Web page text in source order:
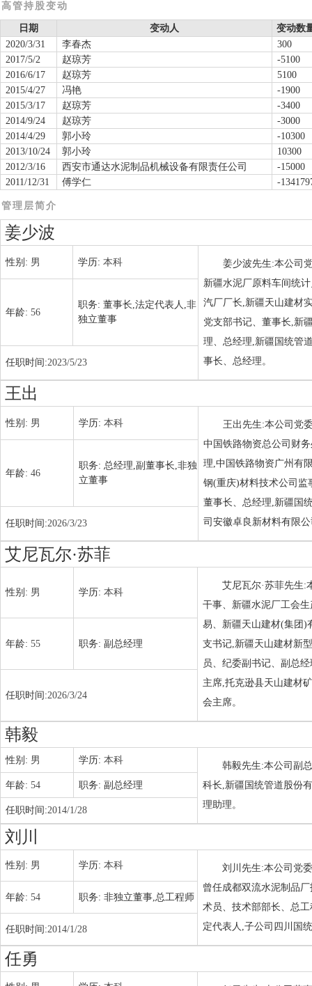
高管持股变动
日期 变动人
变动数
2020/3/31
李春杰
300
2017/5/2
赵琼芳
-5100
2016/6/17
赵琼芳
5100
2015/4/27
冯艳
-1900
2015/3/17
赵琼芳
-3400
2014/9/24
赵琼芳
-3000
2014/4/29
郭小玲
-10300
2013/10/24
郭小玲
10300
2012/3/16
西安市通达水泥制品机械设备有限责任公司
-15000
2011/12/31
傅学仁 -
管理层简介
姜少波
性别: 男 学历: 本科
姜少波先生:本公司
新疆水泥厂原料车间统
汽厂厂长,新疆天山建材
党支部书记、董事长,新
理、总经理,新疆国统管
事长、总经理。
年龄: 56
职务: 董事长,法定代表人,非
独立董事
任职时间:2023/5/23
王出
性别: 男 学历: 本科
王出先生:本公司党
中国铁路物资总公司财
理,中国铁路物资广州有
钢(重庆)材料技术公司监
董事长、总经理,新疆国
司安徽卓良新材料有限
年龄: 46
职务: 总经理,副董事长,非独
立董事
任职时间:2026/3/23
艾尼瓦尔·苏菲
性别: 男 学历: 本科
艾尼瓦尔·苏菲先生:
干事、新疆水泥厂工会
易、新疆天山建材(集团)
支书记,新疆天山建材新
员、纪委副书记、副总
主席,托克逊县天山建材
会主席。
年龄: 55 职务: 副总经理
任职时间:2026/3/24
韩毅
性别: 男 学历: 本科
韩毅先生:本公司副
科长,新疆国统管道股份
理助理。
年龄: 54 职务: 副总经理
任职时间:2014/1/28
刘川
性别: 男 学历: 本科
刘川先生:本公司党
曾任成都双流水泥制品
术员、技术部部长、总
定代表人,子公司四川国
年龄: 54 职务: 非独立董事,总工程师
任职时间:2014/1/28
任勇